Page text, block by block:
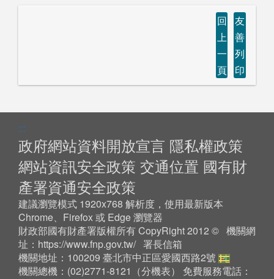
回
上
一
頁
友
善
列
印
:::
政府網站資料開放宣言 隱私權政策
網站資訊安全政策 交通位置 國有財
產署資通安全政策
建議瀏覽模式 1920x768 解析度，使用最新版本
Chrome、Firefox 或 Edge 瀏覽器
財政部國有財產署版權所有 CopyRight 2012 © 機關網
址： https://www.fnp.gov.tw/ 署長信箱
機關地址：100209 臺北市中正區愛國西路2號
機關總機：(02)2771-8121（分機表） 免費服務電話：